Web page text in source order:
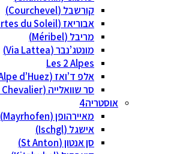
קורשבל (Courchevel)
אבוריאז (Avoriaz – Portes du Soleil)
מריבל (Méribel)
מונטג’נבר (Via Lattea)
Les 2 Alpes
אלפ ד’ואז (Alpe d’Huez)
סר שוואלייה (Serre Chevalier)
אוסטריה
מאיירהופן (Mayrhofen)
אישגל (Ischgl)
סן אנטון (St Anton)